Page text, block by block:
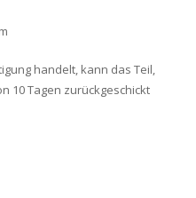
handelt, kann das Teil,
10 Tagen zurückgeschickt